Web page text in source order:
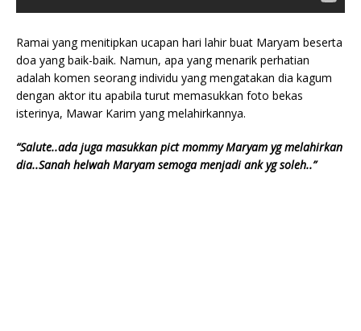
Ramai yang menitipkan ucapan hari lahir buat Maryam beserta
doa yang baik-baik. Namun, apa yang menarik perhatian
adalah komen seorang individu yang mengatakan dia kagum
dengan aktor itu apabila turut memasukkan foto bekas
isterinya, Mawar Karim yang melahirkannya.
“Salute..ada juga masukkan pict mommy Maryam yg melahirkan
dia..Sanah helwah Maryam semoga menjadi ank yg soleh..”